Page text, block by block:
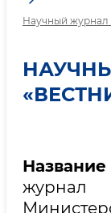
Научный журнал
журнал